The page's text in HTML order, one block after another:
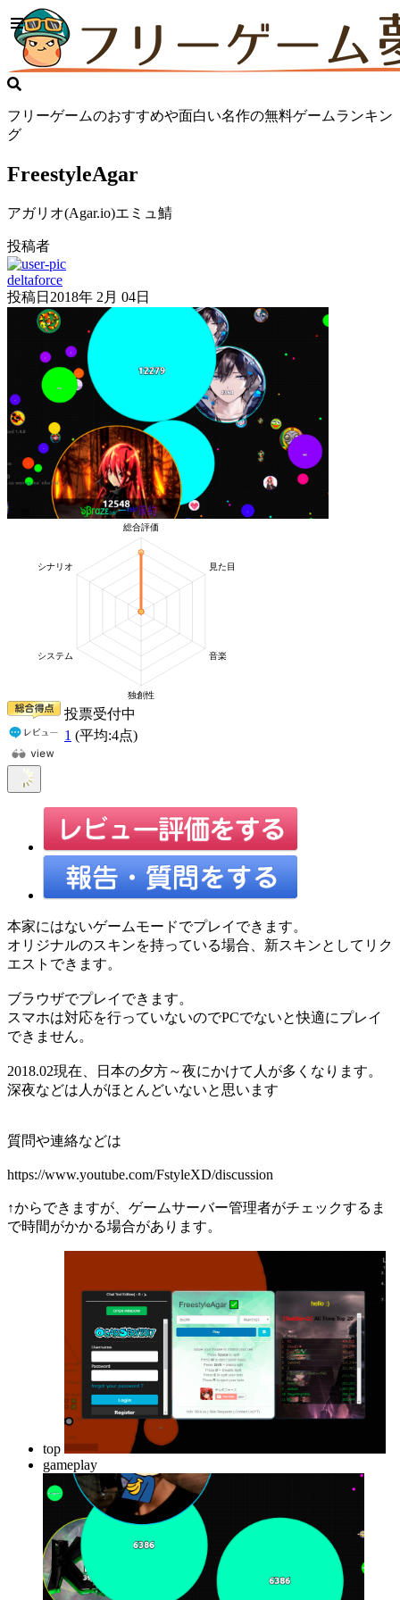
フリーゲームのおすすめや面白い名作の無料ゲームランキン
グ
FreestyleAgar
アガリオ(Agar.io)エミュ鯖
投稿者
deltaforce
投稿日 2018年 2月 04日
投票受付中
1 (平均:4点)
本家にはないゲームモードでプレイできます。
オリジナルのスキンを持っている場合、新スキンとしてリク
エストできます。
ブラウザでプレイできます。
スマホは対応を行っていないのでPCでないと快適にプレイ
できません。
2018.02現在、日本の夕方～夜にかけて人が多くなります。
深夜などは人がほとんどいないと思います
質問や連絡などは
https://www.youtube.com/FstyleXD/discussion
↑からできますが、ゲームサーバー管理者がチェックするま
で時間がかかる場合があります。
top
gameplay